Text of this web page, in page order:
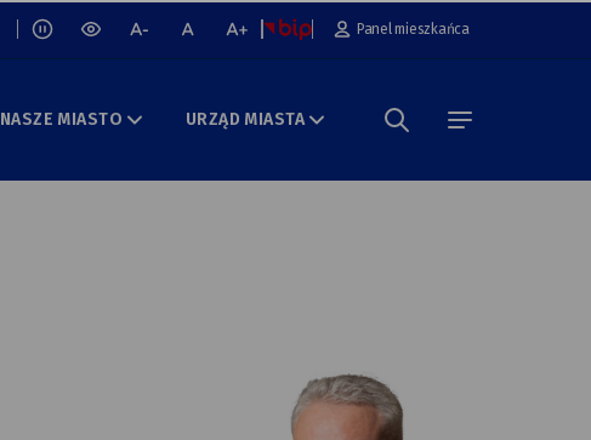
Włącz lub wyłącz animacje na stronie
wersja
kontrastowa
mniejsza
czcionka
normalna
czcionka
większa
czcionka
Panel mieszkańca
NASZE MIASTO
URZĄD MIASTA